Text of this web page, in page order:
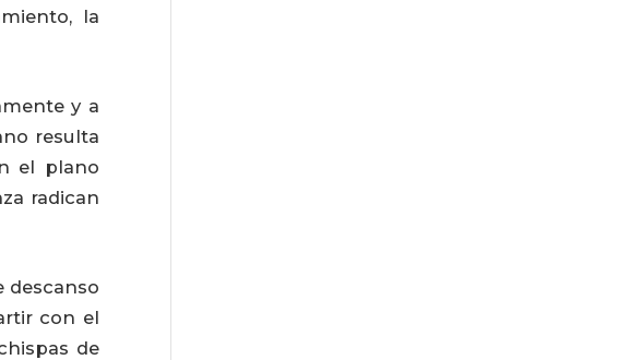
la
y a
resulta
el plano
radican
descanso
con el
de